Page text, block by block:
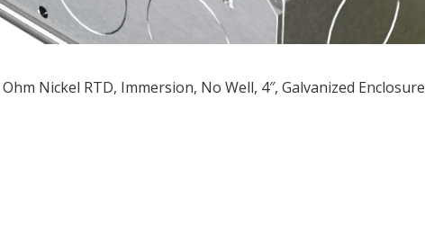
Ohm Nickel RTD, Immersion, No Well, 4″, Galvanized Enclosure